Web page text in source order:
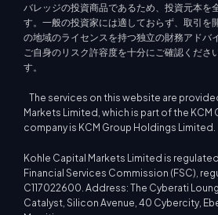
バレッジの投資商品であるため、投資元本を
す。一般の投資家には適しておらず、取引を
の地域のライセンスを持つ独立の財務アドバ
ご自身のリスク許容度を十分にご確認くださ
す。
The services on this website are
Markets Limited, which is part of the KCM
company is KCM Group Holdings Limited.
Kohle Capital Markets Limited is
Financial Services Commission (FSC),
C117022600. Address: The Cyberati
Catalyst, Silicon Avenue, 40 Cybercity,